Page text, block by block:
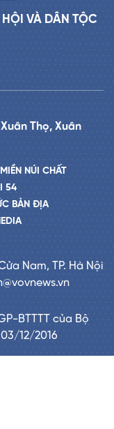
VÀ DÂN TỘC
Thọ, Xuân
NÚI CHẤT
54
BẢN ĐỊA
Nam, TP. Hà Nội
BTTTT của Bộ
12/2016